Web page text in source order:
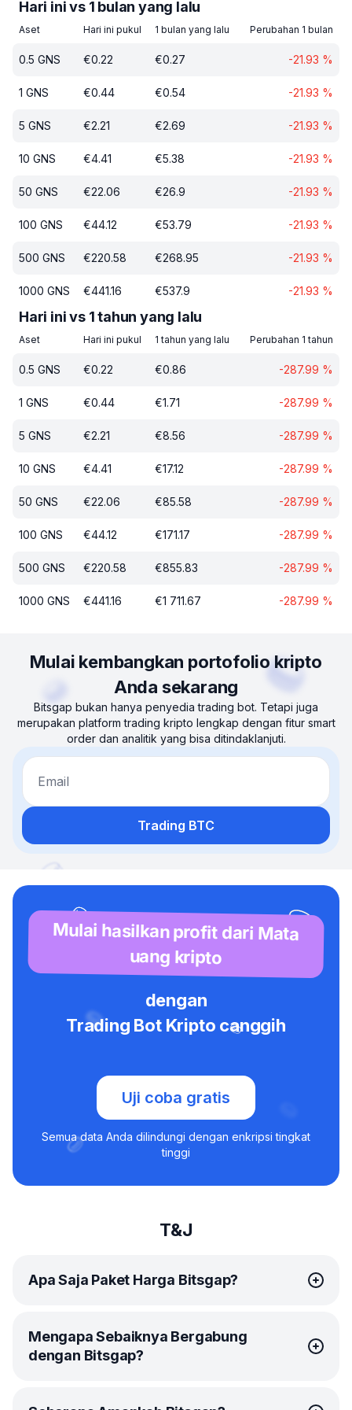
Hari ini vs 1 bulan yang lalu
Aset Hari ini pukul 1 bulan yang lalu Perubahan 1 bulan
0.5 GNS €0.22 €0.27 -21.93 %
1 GNS €0.44 €0.54 -21.93 %
5 GNS €2.21 €2.69 -21.93 %
10 GNS €4.41 €5.38 -21.93 %
50 GNS €22.06 €26.9 -21.93 %
100 GNS €44.12 €53.79 -21.93 %
500 GNS €220.58 €268.95 -21.93 %
1000 GNS €441.16 €537.9 -21.93 %
Hari ini vs 1 tahun yang lalu
Aset Hari ini pukul 1 tahun yang lalu Perubahan 1 tahun
0.5 GNS €0.22 €0.86 -287.99 %
1 GNS €0.44 €1.71 -287.99 %
5 GNS €2.21 €8.56 -287.99 %
10 GNS €4.41 €17.12 -287.99 %
50 GNS €22.06 €85.58 -287.99 %
100 GNS €44.12 €171.17 -287.99 %
500 GNS €220.58 €855.83 -287.99 %
1000 GNS €441.16 €1 711.67 -287.99 %
Mulai kembangkan portofolio kripto
Anda sekarang
Bitsgap bukan hanya penyedia trading bot. Tetapi juga
merupakan platform trading kripto lengkap dengan fitur smart
order dan analitik yang bisa ditindaklanjuti.
Email
Trading BTC
Mulai hasilkan profit dari Mata
uang kripto
dengan
Trading Bot Kripto canggih
Uji coba gratis
Semua data Anda dilindungi dengan enkripsi tingkat
tinggi
T&J
Apa Saja Paket Harga Bitsgap?
Bitsgap menawarkan paket-paket
yang simpel dan
terjangkau bagi tiap trader.
Paket Basic ideal sebagai permulaan. Anda akan
Mengapa Sebaiknya Bergabung
dengan Bitsgap?
Sejak meledak di tahun 2017, Bitsgap telah berkembang